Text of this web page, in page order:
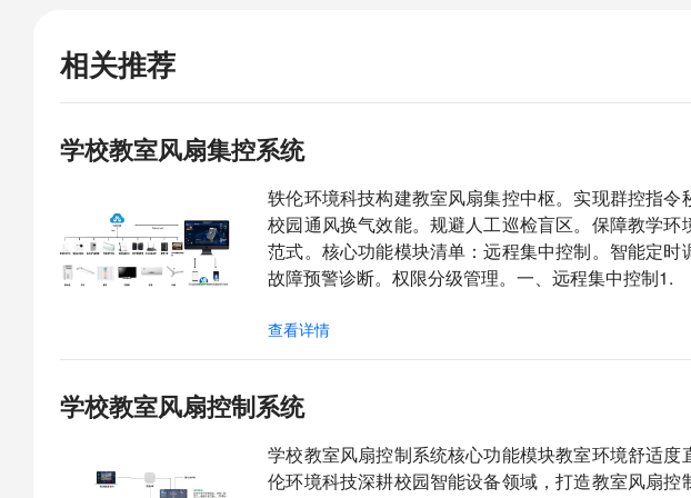
相关推荐
学校教室风扇集控系统
轶伦环境科技构建教室风扇集控中枢。实现群控指
校园通风换气效能。规避人工巡检盲区。保障教学
范式。核心功能模块清单：远程集中控制。智能定时
故障预警诊断。权限分级管理。一、远程集中控制1.
查看详情
学校教室风扇控制系统
学校教室风扇控制系统核心功能模块教室环境舒适
伦环境科技深耕校园智能设备领域，打造教室风扇